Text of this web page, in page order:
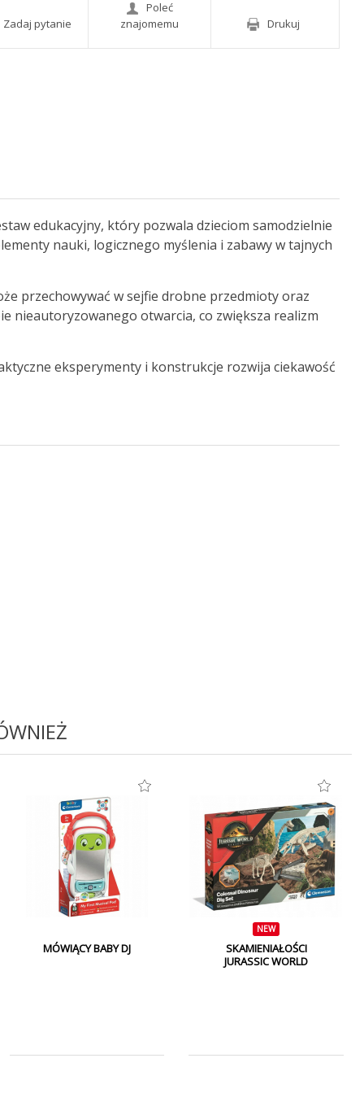
Zadaj pytanie
Poleć
znajomemu
Drukuj
edukacyjny, który pozwala dzieciom samodzielnie
nauki, logicznego myślenia i zabawy w tajnych
przechowywać w sejfie drobne przedmioty oraz
nieautoryzowanego otwarcia, co zwiększa realizm
eksperymenty i konstrukcje rozwija ciekawość
MÓWIĄCY BABY DJ
NEW
SKAMIENIAŁOŚCI
JURASSIC WORLD